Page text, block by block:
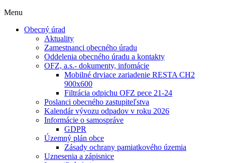
Menu
Obecný úrad
Aktuality
Zamestnanci obecného úradu
Oddelenia obecného úradu a kontakty
OFZ, a.s.- dokumenty, infomácie
Mobilné drviace zariadenie RESTA CH2
900x600
Filtrácia odpichu OFZ pece 21-24
Poslanci obecného zastupiteľstva
Kalendár vývozu odpadov v roku 2026
Informácie o samospráve
GDPR
Územný plán obce
Zásady ochrany pamiatkového územia
Uznesenia a zápisnice